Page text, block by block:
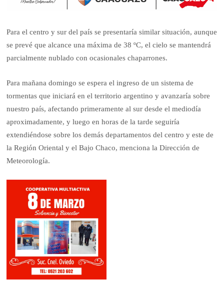
Para el centro y sur del país se presentaría similar situación, aunque
se prevé que alcance una máxima de 38 ºC, el cielo se mantendrá
parcialmente nublado con ocasionales chaparrones.
Para mañana domingo se espera el ingreso de un sistema de
tormentas que iniciará en el territorio argentino y avanzaría sobre
nuestro país, afectando primeramente al sur desde el mediodía
aproximadamente, y luego en horas de la tarde seguiría
extendiéndose sobre los demás departamentos del centro y este de
la Región Oriental y el Bajo Chaco, menciona la Dirección de
Meteorología.